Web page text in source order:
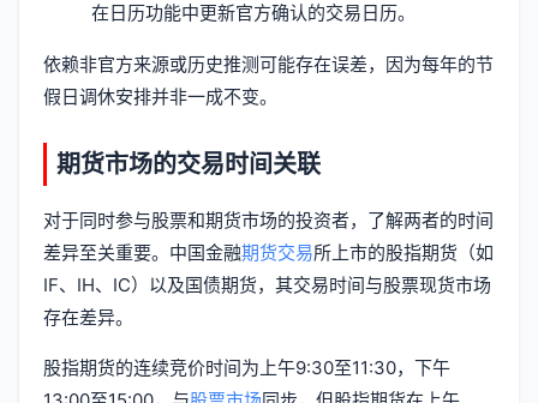
在日历功能中更新官方确认的交易日历。
依赖非官方来源或历史推测可能存在误差，因为每年的节
假日调休安排并非一成不变。
期货市场的交易时间关联
对于同时参与股票和期货市场的投资者，了解两者的时间
差异至关重要。中国金融期货交易所上市的股指期货（如
IF、IH、IC）以及国债期货，其交易时间与股票现货市场
存在差异。
股指期货的连续竞价时间为上午9:30至11:30，下午